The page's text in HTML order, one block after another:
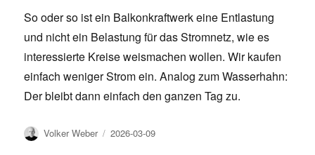
So oder so ist ein Balkonkraftwerk eine Entlastung
und nicht ein Belastung für das Stromnetz, wie es
interessierte Kreise weismachen wollen. Wir kaufen
einfach weniger Strom ein. Analog zum Wasserhahn:
Der bleibt dann einfach den ganzen Tag zu.
Author
Volker Weber
Posted
2026-03-09